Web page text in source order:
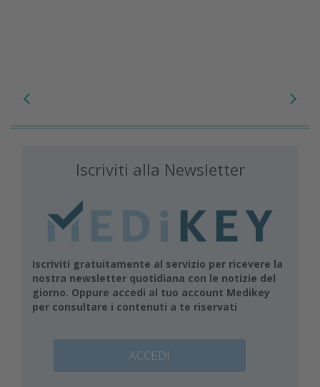
Iscriviti alla Newsletter
Iscriviti gratuitamente al servizio per ricevere la
nostra newsletter quotidiana con le notizie del
giorno. Oppure accedi al tuo account Medikey
per consultare i contenuti a te riservati
ACCEDI